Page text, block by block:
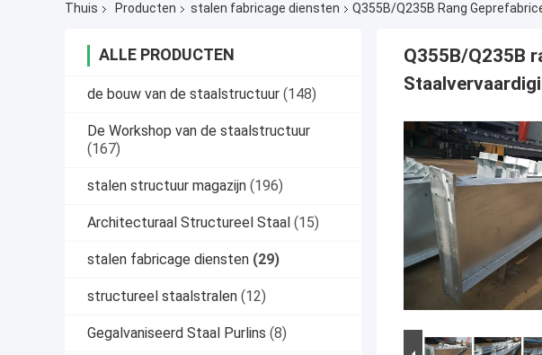
Thuis Producten stalen fabricage diensten Q355B/Q235B Rang
ALLE PRODUCTEN
de bouw van de staalstructuur (148)
De Workshop van de staalstructuur
(167)
stalen structuur magazijn (196)
Architecturaal Structureel Staal (15)
stalen fabricage diensten (29)
structureel staalstralen (12)
Gegalvaniseerd Staal Purlins (8)
Q355B/Q235B